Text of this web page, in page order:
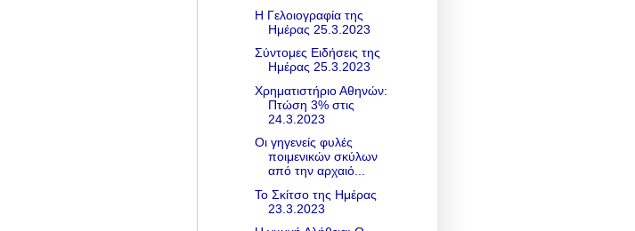
Η Γελοιογραφία της
Ημέρας 25.3.2023
Σύντομες Ειδήσεις της
Ημέρας 25.3.2023
Χρηματιστήριο Αθηνών:
Πτώση 3% στις
24.3.2023
Οι γηγενείς φυλές
ποιμενικών σκύλων
από την αρχαιό...
Το Σκίτσο της Ημέρας
23.3.2023